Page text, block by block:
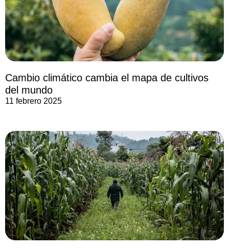
Cambio climático cambia el mapa de cultivos
del mundo
11 febrero 2025